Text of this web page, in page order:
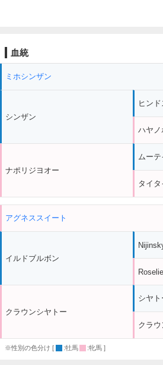
血統
ミホシンザン
シンザン
ナポリジヨオー
ヒン
ハヤノ
ムーテ
タイタ
アグネススイート
イルドブルボン
クラウンシヤトー
シヤト
クラ
※性別の色分け [ :牡馬 :牝馬 ]